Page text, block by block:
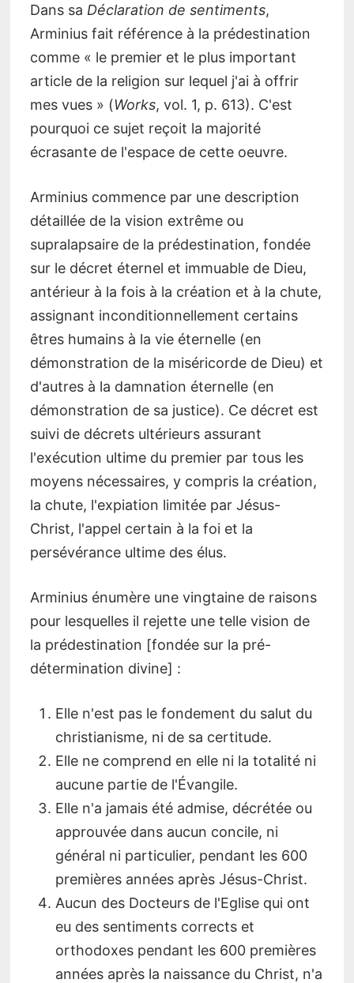
Dans sa Déclaration de sentiments,
Arminius fait référence à la prédestination
comme « le premier et le plus important
article de la religion sur lequel j'ai à offrir
mes vues » (Works, vol. 1, p. 613). C'est
pourquoi ce sujet reçoit la majorité
écrasante de l'espace de cette oeuvre.
Arminius commence par une description
détaillée de la vision extrême ou
supralapsaire de la prédestination, fondée
sur le décret éternel et immuable de Dieu,
antérieur à la fois à la création et à la chute,
assignant inconditionnellement certains
êtres humains à la vie éternelle (en
démonstration de la miséricorde de Dieu) et
d'autres à la damnation éternelle (en
démonstration de sa justice). Ce décret est
suivi de décrets ultérieurs assurant
l'exécution ultime du premier par tous les
moyens nécessaires, y compris la création,
la chute, l'expiation limitée par Jésus-
Christ, l'appel certain à la foi et la
persévérance ultime des élus.
Arminius énumère une vingtaine de raisons
pour lesquelles il rejette une telle vision de
la prédestination [fondée sur la pré-
détermination divine] :
Elle n'est pas le fondement du salut du
christianisme, ni de sa certitude.
Elle ne comprend en elle ni la totalité ni
aucune partie de l'Évangile.
Elle n'a jamais été admise, décrétée ou
approuvée dans aucun concile, ni
général ni particulier, pendant les 600
premières années après Jésus-Christ.
Aucun des Docteurs de l'Eglise qui ont
eu des sentiments corrects et
orthodoxes pendant les 600 premières
années après la naissance du Christ, n'a